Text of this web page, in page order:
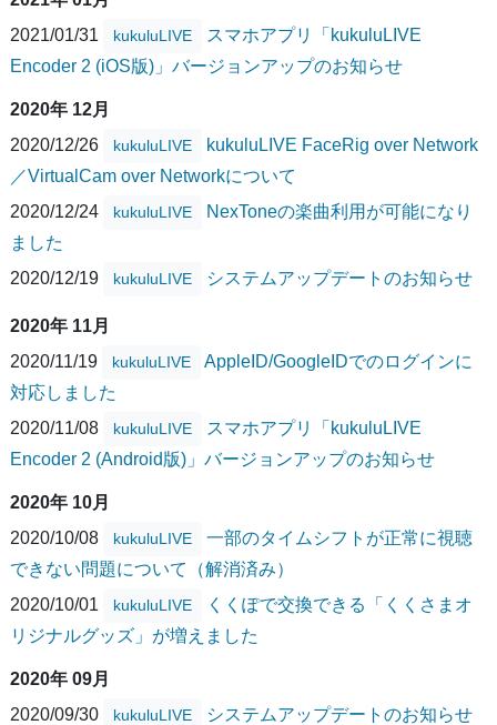
2021/01/31
kukuluLIVE
スマホアプリ「kukuluLIVE
Encoder 2 (iOS版)」バージョンアップのお知らせ
2020年 12月
2020/12/26
kukuluLIVE
kukuluLIVE FaceRig over Network
／VirtualCam over Networkについて
2020/12/24
kukuluLIVE
NexToneの楽曲利用が可能になり
ました
2020/12/19
kukuluLIVE システムアップデートのお知らせ
2020年 11月
2020/11/19
kukuluLIVE
AppleID/GoogleIDでのログインに
対応しました
2020/11/08
kukuluLIVE
スマホアプリ「kukuluLIVE
Encoder 2 (Android版)」バージョンアップのお知らせ
2020年 10月
2020/10/08
kukuluLIVE
一部のタイムシフトが正常に視聴
できない問題について（解消済み）
2020/10/01
kukuluLIVE
くくぽで交換できる「くくさまオ
リジナルグッズ」が増えました
2020年 09月
2020/09/30
kukuluLIVE システムアップデートのお知らせ